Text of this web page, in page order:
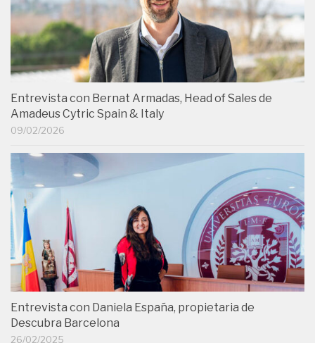
Entrevista con Bernat Armadas, Head of Sales de
Amadeus Cytric Spain & Italy
09/02/2026
Entrevista con Daniela España, propietaria de
Descubra Barcelona
26/02/2025